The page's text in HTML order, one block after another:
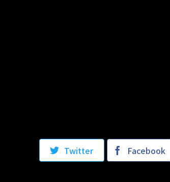
Twitter
Facebook